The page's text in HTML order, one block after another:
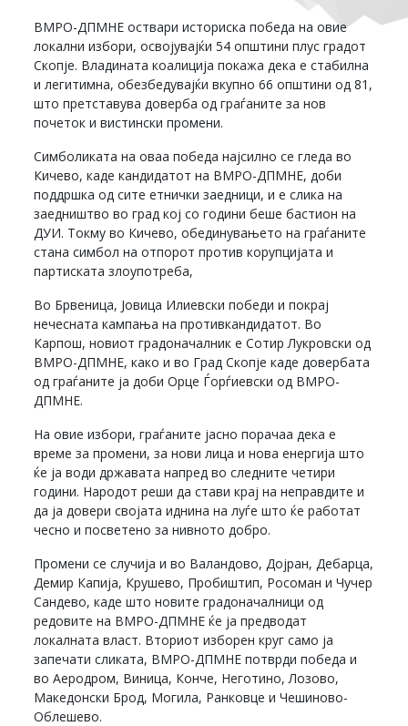
ВМРО-ДПМНЕ оствари историска победа на овие
локални избори, освојувајќи 54 општини плус градот
Скопје. Владината коалиција покажа дека е стабилна
и легитимна, обезбедувајќи вкупно 66 општини од 81,
што претставува доверба од граѓаните за нов
почеток и вистински промени.
Симболиката на оваа победа најсилно се гледа во
Кичево, каде кандидатот на ВМРО-ДПМНЕ, доби
поддршка од сите етнички заедници, и е слика на
заедништво во град кој со години беше бастион на
ДУИ. Токму во Кичево, обединувањето на граѓаните
стана симбол на отпорот против корупцијата и
партиската злоупотреба,
Во Брвеница, Јовица Илиевски победи и покрај
нечесната кампања на противкандидатот. Во
Карпош, новиот градоначалник е Сотир Лукровски од
ВМРО-ДПМНЕ, како и во Град Скопје каде довербата
од граѓаните ја доби Орце Ѓорѓиевски од ВМРО-
ДПМНЕ.
На овие избори, граѓаните јасно порачаа дека е
време за промени, за нови лица и нова енергија што
ќе ја води државата напред во следните четири
години. Народот реши да стави крај на неправдите и
да ја довери својата иднина на луѓе што ќе работат
чесно и посветено за нивното добро.
Промени се случија и во Валандово, Дојран, Дебарца,
Демир Капија, Крушево, Пробиштип, Росоман и Чучер
Сандево, каде што новите градоначалници од
редовите на ВМРО-ДПМНЕ ќе ја предводат
локалната власт. Вториот изборен круг само ја
запечати сликата, ВМРО-ДПМНЕ потврди победа и
во Аеродром, Виница, Конче, Неготино, Лозово,
Македонски Брод, Могила, Ранковце и Чешиново-
Облешево.